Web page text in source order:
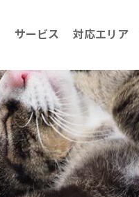
サービス 対応エリア